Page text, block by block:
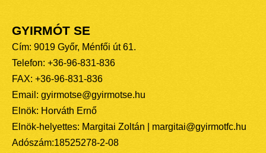
GYIRMÓT SE
Cím: 9019 Győr, Ménfői út 61.
Telefon: +36-96-831-836
FAX: +36-96-831-836
Email: gyirmotse@gyirmotse.hu
Elnök: Horváth Ernő
Elnök-helyettes: Margitai Zoltán | margitai@gyirmotfc.hu
Adószám:18525278-2-08